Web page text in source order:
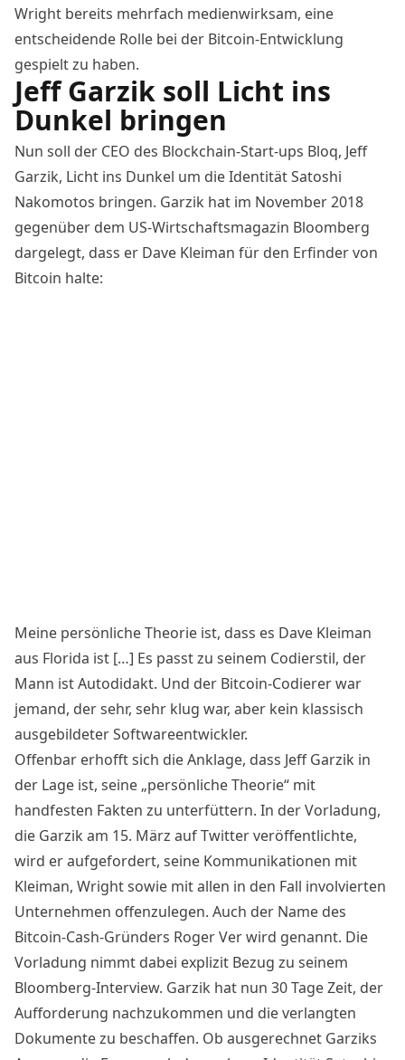
Wright bereits mehrfach medienwirksam, eine
entscheidende Rolle bei der Bitcoin-Entwicklung
gespielt zu haben.
Jeff Garzik soll Licht ins
Dunkel bringen
Nun soll der CEO des Blockchain-Start-ups Bloq, Jeff
Garzik, Licht ins Dunkel um die Identität Satoshi
Nakomotos bringen. Garzik hat im November 2018
gegenüber dem US-Wirtschaftsmagazin Bloomberg
dargelegt, dass er Dave Kleiman für den Erfinder von
Bitcoin halte:
Meine persönliche Theorie ist, dass es Dave Kleiman
aus Florida ist […] Es passt zu seinem Codierstil, der
Mann ist Autodidakt. Und der Bitcoin-Codierer war
jemand, der sehr, sehr klug war, aber kein klassisch
ausgebildeter Softwareentwickler.
Offenbar erhofft sich die Anklage, dass Jeff Garzik in
der Lage ist, seine „persönliche Theorie“ mit
handfesten Fakten zu unterfüttern. In der Vorladung,
die Garzik am 15. März auf Twitterveröffentlichte,
wird er aufgefordert, seine Kommunikationen mit
Kleiman, Wright sowie mit allen in den Fall involvierten
Unternehmen offenzulegen. Auch der Name des
Bitcoin-Cash-Gründers Roger Ver wird genannt. Die
Vorladung nimmt dabei explizit Bezug zu seinem
Bloomberg-Interview. Garzik hat nun 30 Tage Zeit, der
Aufforderung nachzukommen und die verlangten
Dokumente zu beschaffen. Ob ausgerechnet Garziks